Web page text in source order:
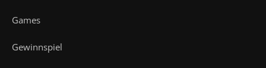
Games
Gewinnspiel